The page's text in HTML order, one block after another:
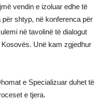
vendin e izoluar edhe të
shtyp, në konferenca për
në tavolinë të dialogut
Unë kam zgjedhur
e Specializuar duhet të
e tjera.